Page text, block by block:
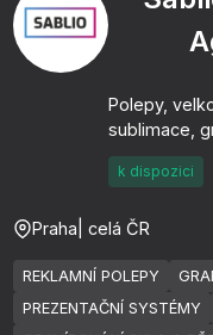
Polepy,
sublimace,
k dispozici
Praha | celá ČR
REKLAMNÍ POLEPY
PREZENTAČNÍ SYSTÉMY